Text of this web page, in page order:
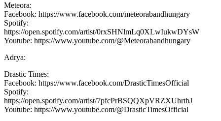
Meteora:
Facebook: https://www.facebook.com/meteorabandhungary
Spotify:
https://open.spotify.com/artist/0rxSHNlmLq0XLwIukwDYsW
Youtube: https://www.youtube.com/@Meteorabandhungary
Adrya:
Drastic Times:
Facebook: https://www.facebook.com/DrasticTimesOfficial
Spotify:
https://open.spotify.com/artist/7pfcPrBSQQXpVRZXUhrtbJ
Youtube: https://www.youtube.com/@DrasticTimesOfficial